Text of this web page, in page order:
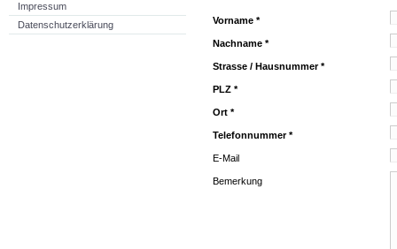
Impressum
Datenschutzerklärung
Vorname *
Nachname *
Strasse / Hausnummer *
PLZ *
Ort *
Telefonnummer *
E-Mail
Bemerkung